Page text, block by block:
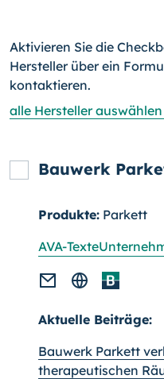
Aktivieren Sie die
Hersteller über ein
kontaktieren.
alle Hersteller
Bauwerk
Produkte: Parkett
AVA-Texte
Aktuelle Beiträge:
Bauwerk Parkett
therapeutischen